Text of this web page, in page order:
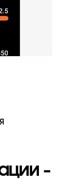
-